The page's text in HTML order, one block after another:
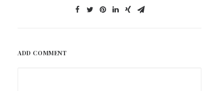
ADD COMMENT